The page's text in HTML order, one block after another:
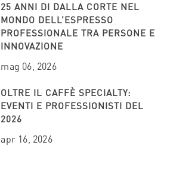
25 ANNI DI DALLA CORTE NEL
MONDO DELL’ESPRESSO
PROFESSIONALE TRA PERSONE E
INNOVAZIONE
mag 06, 2026
OLTRE IL CAFFÈ SPECIALTY:
EVENTI E PROFESSIONISTI DEL
2026
apr 16, 2026